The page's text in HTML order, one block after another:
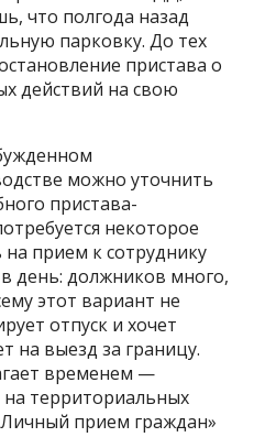
что полгода назад
парковку. До тех
пристава о
действий на свою
можно уточнить
пристава-
некоторое
на прием к сотруднику
день: должников много,
этот вариант не
отпуск и хочет
на выезд за границу.
временем —
на территориальных
прием граждан»